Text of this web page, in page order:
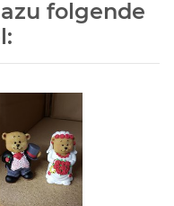
folgende